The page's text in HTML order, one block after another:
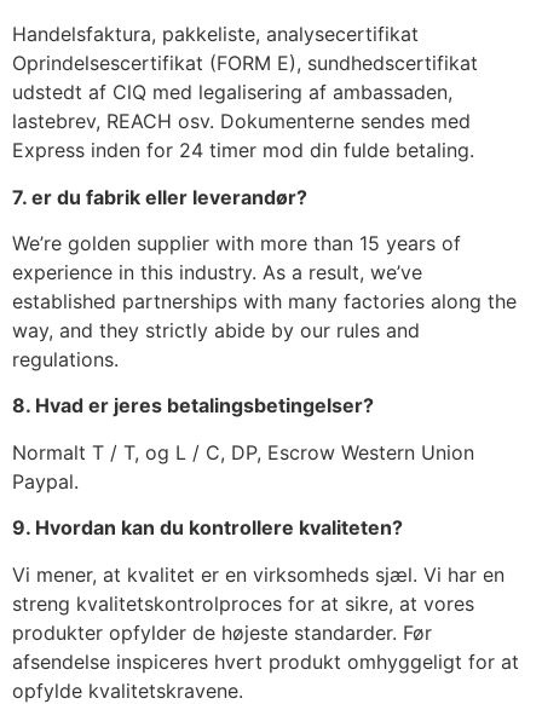
Handelsfaktura, pakkeliste, analysecertifikat
Oprindelsescertifikat (FORM E), sundhedscertifikat
udstedt af ClQ med legalisering af ambassaden,
lastebrev, REACH osv. Dokumenterne sendes med
Express inden for 24 timer mod din fulde betaling.
7. er du fabrik eller leverandør?
We’re golden supplier with more than 15 years of
experience in this industry. As a result, we’ve
established partnerships with many factories along the
way, and they strictly abide by our rules and
regulations.
8. Hvad er jeres betalingsbetingelser?
Normalt T / T, og L / C, DP, Escrow Western Union
Paypal.
9. Hvordan kan du kontrollere kvaliteten?
Vi mener, at kvalitet er en virksomheds sjæl. Vi har en
streng kvalitetskontrolproces for at sikre, at vores
produkter opfylder de højeste standarder. Før
afsendelse inspiceres hvert produkt omhyggeligt for at
opfylde kvalitetskravene.